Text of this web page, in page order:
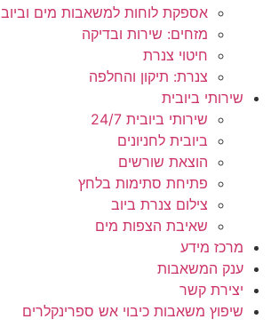
אספקת לוחות למשאבות מים וביוב
מזחים: שירות ובדיקה
חיטוי צנרת
צנרת: תיקון והחלפה
שירותי ביובית
שירותי ביובית 24/7
ביובית לחניונים
הוצאת שורשים
פתיחת סתימות בלחץ
צילום צנרת ביוב
שאיבת הצפות מים
מרכז מידע
ענק המשאבות
יצירת קשר
שיפוץ משאבות כיבוי אש ספרינקלרים